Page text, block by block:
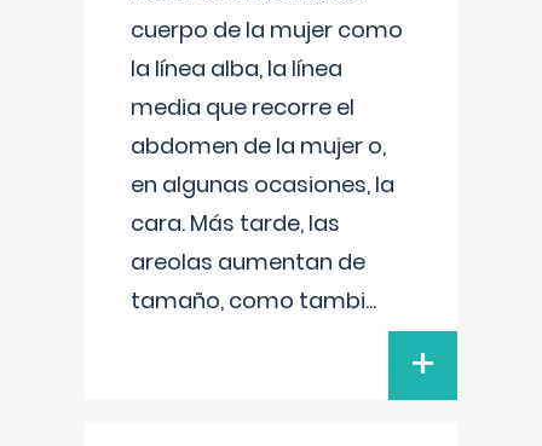
cuerpo de la mujer como
la línea alba, la línea
media que recorre el
abdomen de la mujer o,
en algunas ocasiones, la
cara. Más tarde, las
areolas aumentan de
tamaño, como tambi...
+